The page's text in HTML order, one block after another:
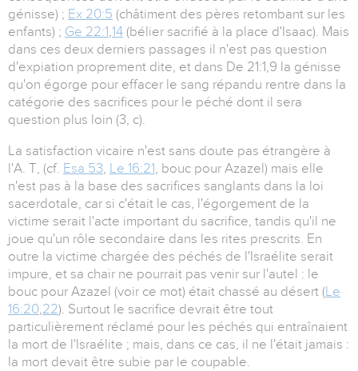
génisse) ; Ex 20:5 (châtiment des pères retombant sur les
enfants) ; Ge 22:1,14 (bélier sacrifié à la place d'Isaac). Mais
dans ces deux derniers passages il n'est pas question
d'expiation proprement dite, et dans De 21:1,9 la génisse
qu'on égorge pour effacer le sang répandu rentre dans la
catégorie des sacrifices pour le péché dont il sera
question plus loin (3, c).
La satisfaction vicaire n'est sans doute pas étrangère à
l'A. T, (cf. Esa 53, Le 16:21, bouc pour Azazel) mais elle
n'est pas à la base des sacrifices sanglants dans la loi
sacerdotale, car si c'était le cas, l'égorgement de la
victime serait l'acte important du sacrifice, tandis qu'il ne
joue qu'un rôle secondaire dans les rites prescrits. En
outre la victime chargée des péchés de l'Israélite serait
impure, et sa chair ne pourrait pas venir sur l'autel : le
bouc pour Azazel (voir ce mot) était chassé au désert (Le
16:20,22). Surtout le sacrifice devrait être tout
particulièrement réclamé pour les péchés qui entraînaient
la mort de l'Israélite ; mais, dans ce cas, il ne l'était jamais :
la mort devait être subie par le coupable.